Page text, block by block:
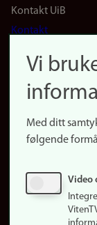
Footer
(no)
Kontakt UiB
Kontakt
Finn forsker
Presse
Finn studier
Ledige stillinger
Vi
Med ditt
følgende
Video